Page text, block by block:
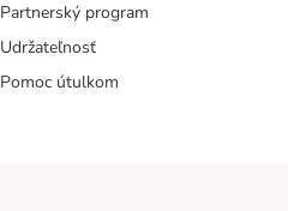
Partnerský program
Udržateľnosť
Pomoc útulkom